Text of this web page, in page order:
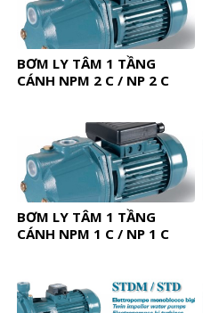
BƠM LY TÂM 1 TẦNG
CÁNH NPM 2 C / NP 2 C
BƠM LY TÂM 1 TẦNG
CÁNH NPM 1 C / NP 1 C